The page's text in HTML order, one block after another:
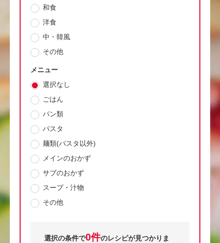
和食
洋食
中・韓風
その他
メニュー
選択なし
ごはん
パン類
パスタ
麺類(パスタ以外)
メインのおかず
サブのおかず
スープ・汁物
その他
選択の条件で0件のレシピが見つかりま